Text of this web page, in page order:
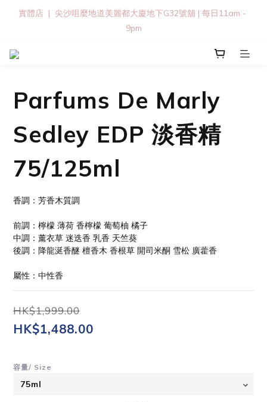
實體店  |  尖沙咀麼地道美麗都大廈地下G32號舖 | 每日11am -
9pm
Parfums De Marly
Sedley EDP 淡香精
75/125ml
香調：芳香木質調
前調：檸檬 薄荷 香檸檬 葡萄柚 橘子
中調：薰衣草 迷迭香 乳香 天竺葵
後調：降龍涎香醚 檀香木 香根草 開司米酮 雪松 廣藿香
屬性：中性香
HK$1,999.00
HK$1,488.00
容量/ Size